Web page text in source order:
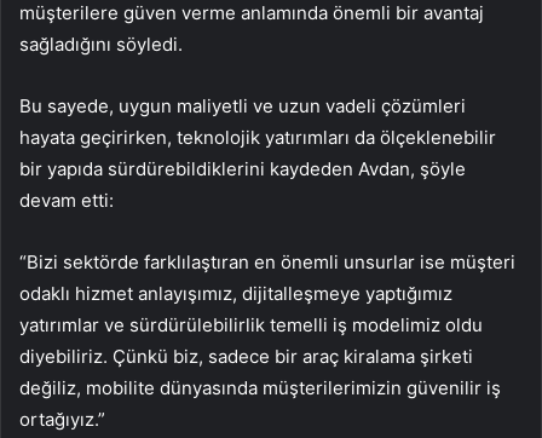
müşterilere güven verme anlamında önemli bir avantaj
sağladığını söyledi.
Bu sayede, uygun maliyetli ve uzun vadeli çözümleri
hayata geçirirken, teknolojik yatırımları da ölçeklenebilir
bir yapıda sürdürebildiklerini kaydeden Avdan, şöyle
devam etti:
“Bizi sektörde farklılaştıran en önemli unsurlar ise müşteri
odaklı hizmet anlayışımız, dijitalleşmeye yaptığımız
yatırımlar ve sürdürülebilirlik temelli iş modelimiz oldu
diyebiliriz. Çünkü biz, sadece bir araç kiralama şirketi
değiliz, mobilite dünyasında müşterilerimizin güvenilir iş
ortağıyız.”